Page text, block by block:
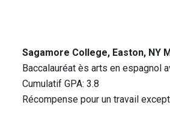
Sagamore College, Easton, NY
Baccalauréat ès arts en espagnol
Cumulatif GPA: 3.8
Récompense pour un travail